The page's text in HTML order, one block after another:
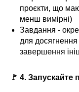
проєкти, що
менш вимірні)
Завдання -
для досягнення
завершення
🚩 4. Запускайте